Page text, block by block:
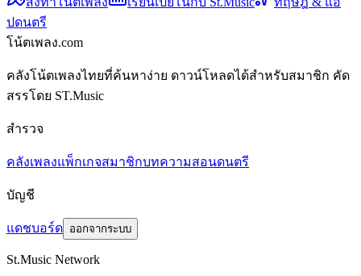
ปดนตรี
โน้ตเพลง.com
คลังโน้ตเพลงไทยที่ค้นหาง่าย ดาวน์โหลดได้สำหรับสมาชิก คัด
สรรโดย ST.Music
สำรวจ
คลังเพลงแพ็กเกจสมาชิกบทความสอนดนตรี
บัญชี
แดชบอร์ด ออกจากระบบ
St.Music Network